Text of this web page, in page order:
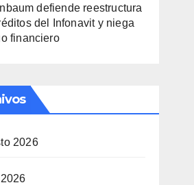
defiende reestructura
del Infonavit y niega
financiero
2026